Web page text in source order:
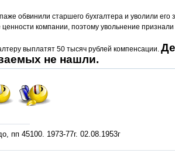
обвинили старшего бухгалтера и уволили его
компании, поэтому увольнение
выплатят 50 тысяч рублей компенсации.
не нашли.
пп 45100. 1973-77г. 02.08.1953г